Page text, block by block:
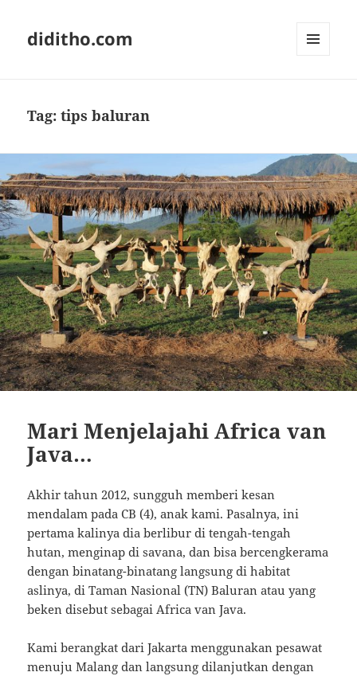
diditho.com
Tag:tips baluran
Mari Menjelajahi Africa van
Java…
Akhir tahun 2012, sungguh memberi kesan
mendalam pada CB (4), anak kami. Pasalnya, ini
pertama kalinya dia berlibur di tengah-tengah
hutan, menginap di savana, dan bisa bercengkerama
dengan binatang-binatang langsung di habitat
aslinya, di Taman Nasional (TN) Baluran atau yang
beken disebut sebagai Africa van Java.
Kami berangkat dari Jakarta menggunakan pesawat
menuju Malang dan langsung dilanjutkan dengan